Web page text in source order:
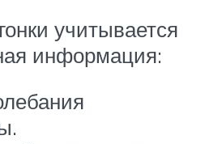
учитывается
информация: